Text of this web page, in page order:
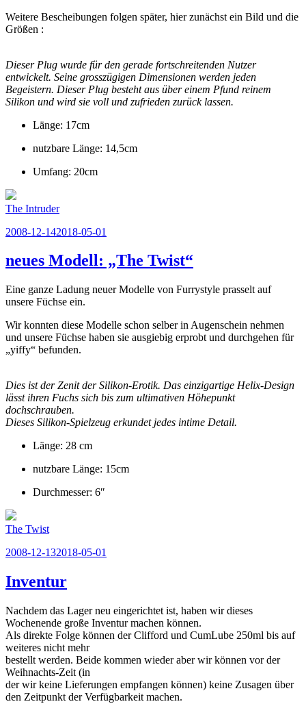
Weitere Bescheibungen folgen später, hier zunächst ein Bild und die
Größen :
Dieser Plug wurde für den gerade fortschreitenden Nutzer
entwickelt. Seine grosszügigen Dimensionen werden jeden
Begeistern. Dieser Plug besteht aus über einem Pfund reinem
Silikon und wird sie voll und zufrieden zurück lassen.
Länge: 17cm
nutzbare Länge: 14,5cm
Umfang: 20cm
The Intruder
Veröffentlicht
2008-12-142018-05-01
neues Modell: „The Twist“
Eine ganze Ladung neuer Modelle von Furrystyle prasselt auf
unsere Füchse ein.
Wir konnten diese Modelle schon selber in Augenschein nehmen
und unsere Füchse haben sie ausgiebig erprobt und durchgehen für
„yiffy“ befunden.
Dies ist der Zenit der Silikon-Erotik. Das einzigartige Helix-Design
lässt ihren Fuchs sich bis zum ultimativen Höhepunkt
dochschrauben.
Dieses Silikon-Spielzeug erkundet jedes intime Detail.
Länge: 28 cm
nutzbare Länge: 15cm
Durchmesser: 6″
The Twist
Veröffentlicht
2008-12-132018-05-01
Inventur
Nachdem das Lager neu eingerichtet ist, haben wir dieses
Wochenende große Inventur machen können.
Als direkte Folge können der Clifford und CumLube 250ml bis auf
weiteres nicht mehr
bestellt werden. Beide kommen wieder aber wir können vor der
Weihnachts-Zeit (in
der wir keine Lieferungen empfangen können) keine Zusagen über
den Zeitpunkt der Verfügbarkeit machen.